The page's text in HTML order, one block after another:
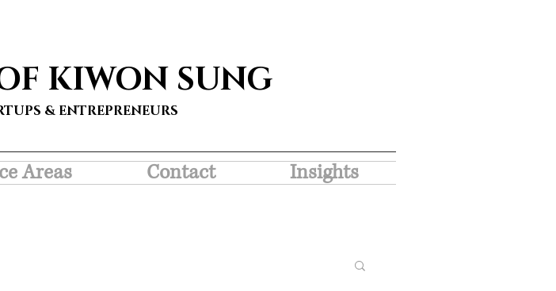
KIWON SUNG
& ENTREPRENEURS
Areas Contact Insights